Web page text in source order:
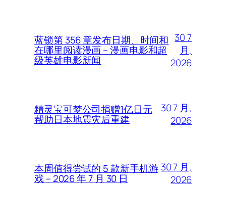
蓝锁第 356 章发布日期、时间和
在哪里阅读漫画 – 漫画电影和超
级英雄电影新闻
30 7
月,
2026
精灵宝可梦公司捐赠1亿日元
帮助日本地震灾后重建
30 7 月,
2026
本周值得尝试的 5 款新手机游
戏 – 2026 年 7 月 30 日
30 7 月,
2026